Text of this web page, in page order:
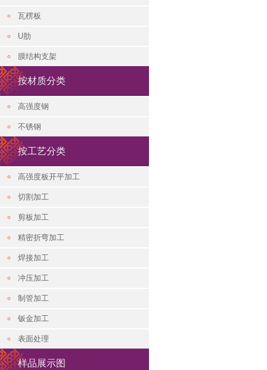
瓦楞板
U肋
膜结构支架
按材质分类
高强度钢
不锈钢
按工艺分类
高强度板开平加工
切割加工
剪板加工
精密折弯加工
焊接加工
冲压加工
制管加工
钣金加工
表面处理
样品展示图